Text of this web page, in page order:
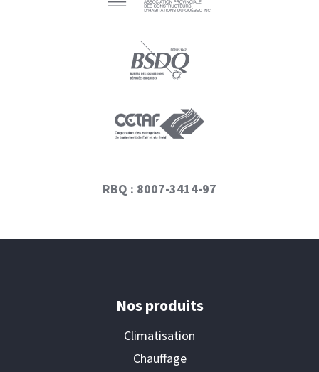
RBQ : 8007-3414-97
Nos produits
Climatisation
Chauffage